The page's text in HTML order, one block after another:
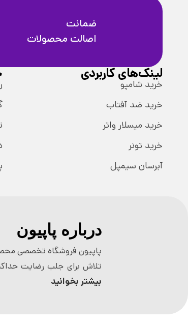
ضمانت
اصالت محصولات
لینک‌های کاربردی
خرید شامپو
خرید ضد آفتاب
خرید میسلار واتر
خرید تونر
آبرسان سیمپل
درباره پاپیون
پاپیون فروشگاه تخصصی
تلاش برای جلب رضایت
بیشتر بخوانید